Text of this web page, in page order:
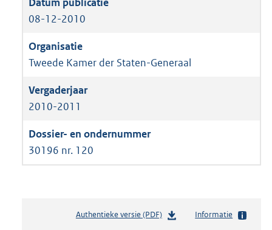
08-12-2010
Tweede Kamer der Staten-Generaal
2010-2011
30196 nr. 120
Authentieke versie (PDF)b
Informatie